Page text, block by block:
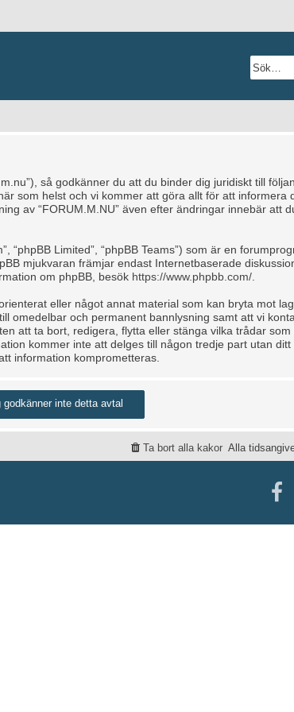
så godkänner du att du binder dig juridiskt till
som helst och vi kommer att göra allt för att informera
av “FORUM.M.NU” även efter ändringar innebär att
“phpBB Limited”, “phpBB Teams”) som är en
mjukvaran främjar endast Internetbaserade
om phpBB, besök https://www.phpbb.com/
eller något annat material som kan bryta mot
omedelbar och permanent bannlysning samt att vi
att ta bort, redigera, flytta eller stänga vilka trådar som
kommer inte att delges till någon tredje part utan
information komprometteras.
Alla
Ta bort alla kakor